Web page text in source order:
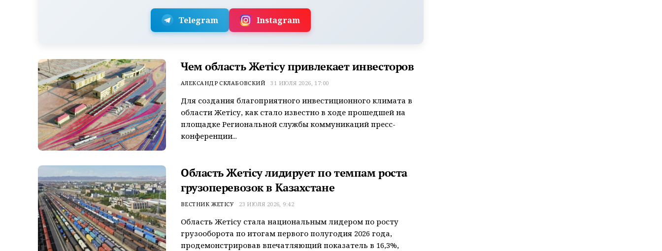
Telegram Instagram
Чем область Жетісу привлекает инвесторов
АЛЕКСАНДР СКЛАБОВСКИЙ 31 ИЮЛЯ 2026, 17:00
Для создания благоприятного инвестиционного климата в
области Жетісу, как стало известно в ходе прошедшей на
площадке Региональной службы коммуникаций пресс-
конференции...
Область Жетісу лидирует по темпам роста
грузоперевозок в Казахстане
ВЕСТНИК ЖЕТІСУ 23 ИЮЛЯ 2026, 9:42
Область Жетісу стала национальным лидером по росту
грузооборота по итогам первого полугодия 2026 года,
продемонстрировав впечатляющий показатель в 16,3%,